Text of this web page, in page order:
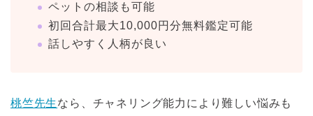
ペットの相談も可能
初回合計最大10,000円分無料鑑定可能
話しやすく人柄が良い
桃竺先生なら、チャネリング能力により難しい悩みも